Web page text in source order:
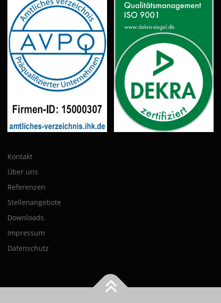
Kontakt
Über uns
Referenzen
Stellenangebote
Downloads
Impressum
Datenschutz